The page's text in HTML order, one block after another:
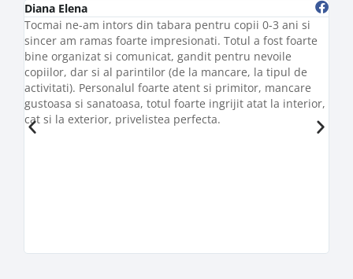
Diana Elena
Tocmai ne-am intors din tabara pentru copii 0-3 ani si
sincer am ramas foarte impresionati. Totul a fost foarte
bine organizat si comunicat, gandit pentru nevoile
copiilor, dar si al parintilor (de la mancare, la tipul de
activitati). Personalul foarte atent si primitor, mancare
gustoasa si sanatoasa, totul foarte ingrijit atat la interior,
cat si la exterior, privelistea perfecta.